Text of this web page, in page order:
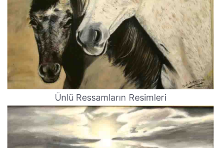
Ünlü Ressamların Resimleri